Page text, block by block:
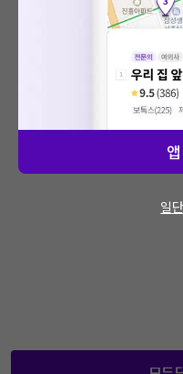
: 에러
문제가 지속적으
을 통
일